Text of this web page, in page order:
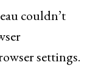
couldn’t
settings.